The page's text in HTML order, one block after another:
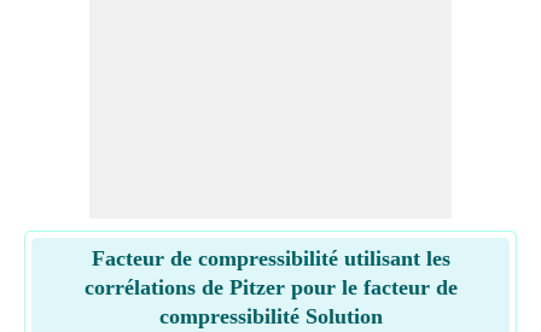
Facteur de compressibilité utilisant les
corrélations de Pitzer pour le facteur de
compressibilité Solution